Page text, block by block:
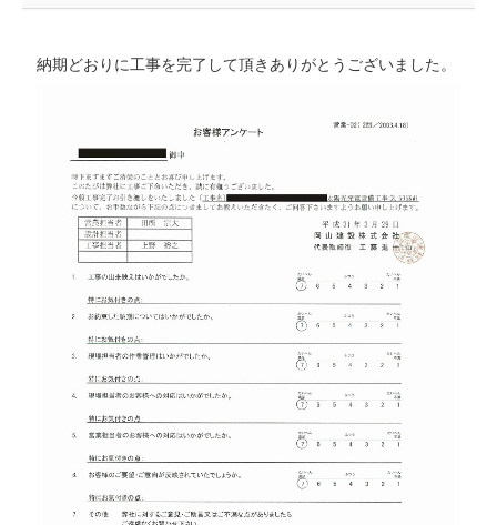
納期どおりに工事を完了して頂きありがとうございました。